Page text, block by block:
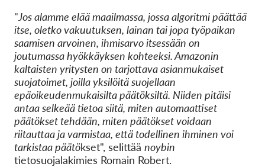
"Jos alamme elää maailmassa, jossa algoritmi päättää
itse, oletko vakuutuksen, lainan tai jopa työpaikan
saamisen arvoinen, ihmisarvo itsessään on
joutumassa hyökkäyksen kohteeksi. Amazonin
kaltaisten yritysten on tarjottava asianmukaiset
suojatoimet, joilla yksilöitä suojellaan
epäoikeudenmukaisilta päätöksiltä. Niiden pitäisi
antaa selkeää tietoa siitä, miten automaattiset
päätökset tehdään, miten päätökset voidaan
riitauttaa ja varmistaa, että todellinen ihminen voi
tarkistaa päätökset", selittää noybin
tietosuojalakimies Romain Robert.